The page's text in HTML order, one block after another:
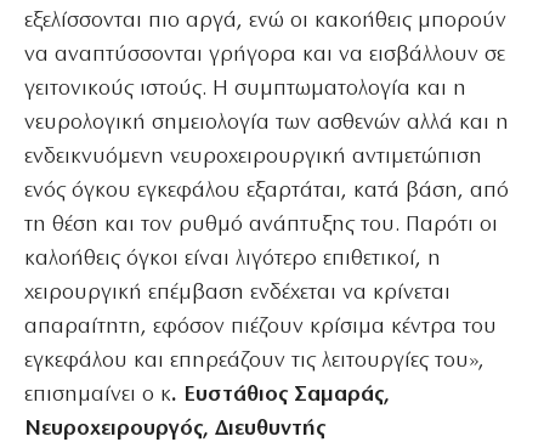
εξελίσσονται πιο αργά, ενώ οι κακοήθεις μπορούν
να αναπτύσσονται γρήγορα και να εισβάλλουν σε
γειτονικούς ιστούς. Η συμπτωματολογία και η
νευρολογική σημειολογία των ασθενών αλλά και η
ενδεικνυόμενη νευροχειρουργική αντιμετώπιση
ενός όγκου εγκεφάλου εξαρτάται, κατά βάση, από
τη θέση και τον ρυθμό ανάπτυξης του. Παρότι οι
καλοήθεις όγκοι είναι λιγότερο επιθετικοί, η
χειρουργική επέμβαση ενδέχεται να κρίνεται
απαραίτητη, εφόσον πιέζουν κρίσιμα κέντρα του
εγκεφάλου και επηρεάζουν τις λειτουργίες του»,
επισημαίνει ο κ. Ευστάθιος Σαμαράς,
Νευροχειρουργός, Διευθυντής